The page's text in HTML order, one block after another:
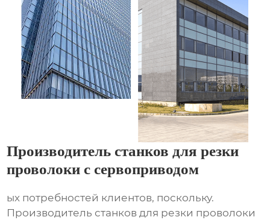
Производитель станков для резки
проволоки с сервоприводом
ых потребностей клиентов, поскольку.
Производитель станков для резки проволоки